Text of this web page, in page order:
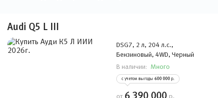
Audi Q5 L III
DSG7, 2 л, 204 л.с.,
Бензиновый, 4WD, Черный
В наличии: Много
с учетом выгоды 600 000 р.
от 6 390 000 р.